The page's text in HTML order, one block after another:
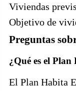
Viviendas
Objetivo de
Preguntas
¿Qué es el
El Plan Habita